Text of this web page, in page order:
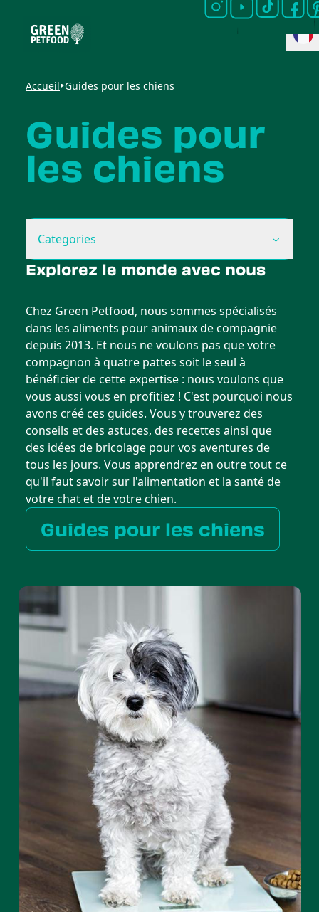
Accueil Guides pour les chiens
Guides pour
les chiens
Categories
Explorez le monde avec nous
Chez Green Petfood, nous sommes spécialisés
dans les aliments pour animaux de compagnie
depuis 2013. Et nous ne voulons pas que votre
compagnon à quatre pattes soit le seul à
bénéficier de cette expertise : nous voulons que
vous aussi vous en profitiez ! C'est pourquoi nous
avons créé ces guides. Vous y trouverez des
conseils et des astuces, des recettes ainsi que
des idées de bricolage pour vos aventures de
tous les jours. Vous apprendrez en outre tout ce
qu'il faut savoir sur l'alimentation et la santé de
votre chat et de votre chien.
Guides pour les chiens